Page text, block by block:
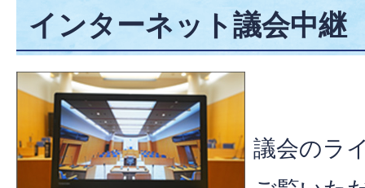
インターネット議会中継
議会のラ